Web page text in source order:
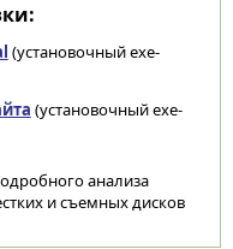
(установочный exe-
(установочный exe-
анализа
и съемных дисков